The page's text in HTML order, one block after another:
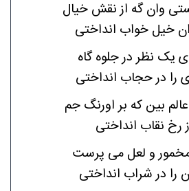
وانگه از نقش خیال
خیل خواب انداختی
یک نظر درجلوهگاه
را درحجاب انداختی
عالم بین که بر اورنگ جم
رخ نقاب انداختی
و لعل می پرست
را در شراب انداختی